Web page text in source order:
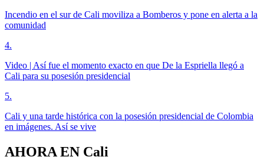
Incendio en el sur de Cali moviliza a Bomberos y pone en alerta a la
comunidad
4.
Video | Así fue el momento exacto en que De la Espriella llegó a
Cali para su posesión presidencial
5.
Cali y una tarde histórica con la posesión presidencial de Colombia
en imágenes. Así se vive
AHORA EN Cali